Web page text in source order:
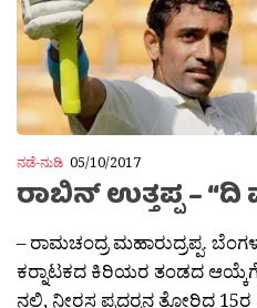
ನಡೆ-ನುಡಿ 05/10/2017
ರಾಬಿನ್ ಉತ್ತಪ್ಪ –
– ರಾಮಚಂದ್ರ ಮಹಾರುದ್ರಪ್ಪ.
ಕರ‍್ನಾಟಕದ ಕಿರಿಯರ ತಂಡದ
ನಲ್ಲಿ, ನೀರಸ ಪ್ರದರ‍್ಶನ ತೋರಿದ